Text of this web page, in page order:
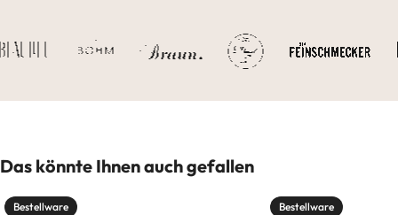
Das könnte Ihnen auch gefallen
Bestellware
Bestellware